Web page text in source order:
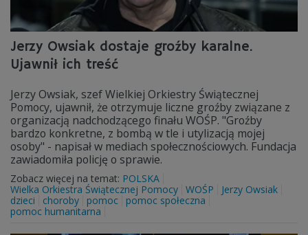
Jerzy Owsiak dostaje groźby karalne.
Ujawnił ich treść
Jerzy Owsiak, szef Wielkiej Orkiestry Świątecznej
Pomocy, ujawnił, że otrzymuje liczne groźby związane z
organizacją nadchodzącego finału WOŚP. "Groźby
bardzo konkretne, z bombą w tle i utylizacją mojej
osoby" - napisał w mediach społecznościowych. Fundacja
zawiadomiła policję o sprawie.
Zobacz więcej na temat: POLSKA
Wielka Orkiestra Świątecznej Pomocy WOŚP
Jerzy Owsiak
dzieci
choroby pomoc
pomoc społeczna
pomoc humanitarna